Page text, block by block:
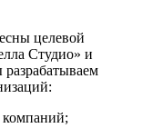
целевой
Студио» и
компаний;